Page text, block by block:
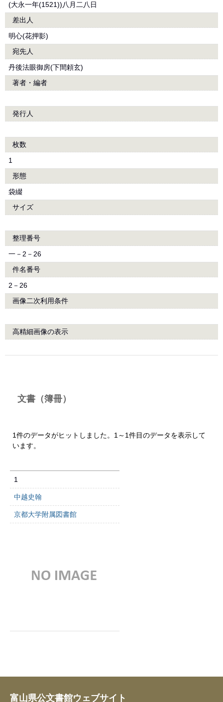
(大永一年(1521))八月二八日
差出人
明心(花押影)
宛先人
丹後法眼御房(下間頼玄)
著者・編者
発行人
枚数
1
形態
袋綴
サイズ
整理番号
一－2－26
件名番号
2－26
画像二次利用条件
高精細画像の表示
文書（簿冊）
1件のデータがヒットしました。1～1件目のデータを表示して
います。
1
中越史翰
京都大学附属図書館
富山県公文書館ウェブサイト